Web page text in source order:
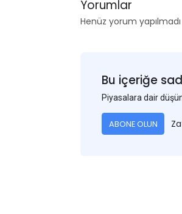
Yorumlar
Henüz yorum yapılmadı
Bu içeriğe
Piyasalara dair
ABONE OLUN